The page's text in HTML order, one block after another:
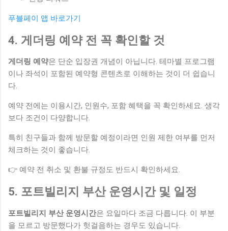
푸블페이 앱 바로가기
4. 게더링 예약 전 꼭 확인할 것
게더링 예약은 단순 입장권 개념이 아닙니다. 테마별 프로그램
이나 좌석이 포함된 예약형 콘텐츠로 이해하는 것이 더 쉽습니
다.
예약 전에는 이용시간, 인원수, 포함 혜택을 꼭 확인하세요. 생각
보다 조건이 다양합니다.
특히 친구들과 함께 방문할 예정이라면 인원 제한 여부를 먼저
체크하는 것이 좋습니다.
👉 예약 전 취소 및 환불 규정도 반드시 확인하세요.
5. 포트빌리지 부산 운영시간 및 일정
포트빌리지 부산 운영시간은 요일마다 조금 다릅니다. 이 부분
을 모르고 방문했다가 헛걸음하는 경우도 있습니다.